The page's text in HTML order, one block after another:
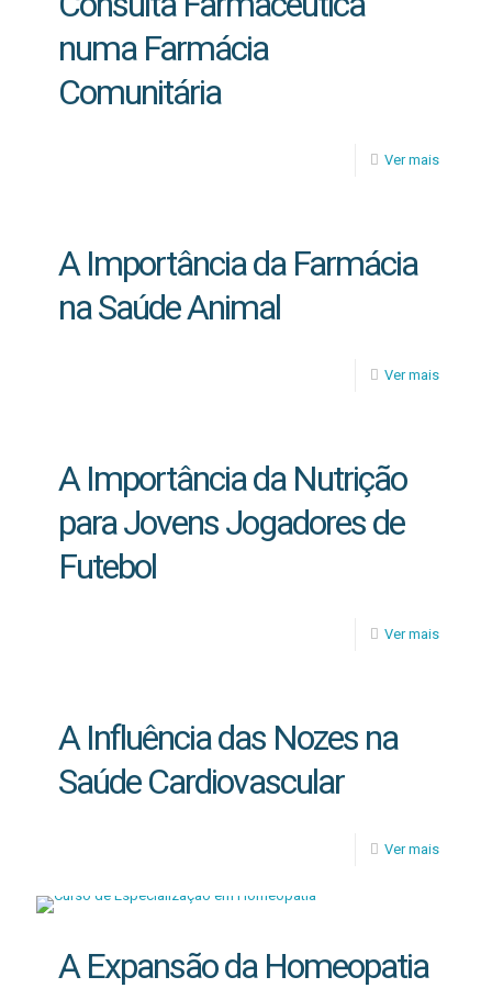
numa Farmácia
Comunitária
Ver mais
A Importância da Farmácia
na Saúde Animal
Ver mais
A Importância da Nutrição
para Jovens Jogadores de
Futebol
Ver mais
A Influência das Nozes na
Saúde Cardiovascular
Ver mais
A Expansão da Homeopatia